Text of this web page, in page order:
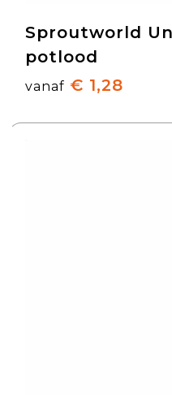
Sproutworld
potlood
vanaf € 1,28